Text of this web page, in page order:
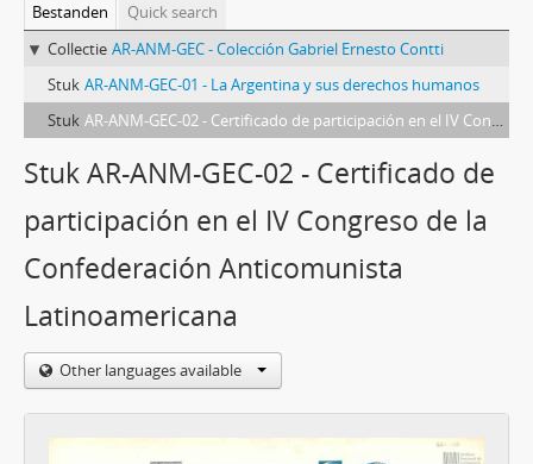
Bestanden
Quick search
Collectie AR-ANM-GEC - Colección Gabriel Ernesto Contti
Stuk AR-ANM-GEC-01 - La Argentina y sus derechos humanos
Stuk AR-ANM-GEC-02 - Certificado de participación en el IV Congreso de la Confederación Anticomunista Latinoamericana
Stuk AR-ANM-GEC-02 - Certificado de
participación en el IV Congreso de la
Confederación Anticomunista
Latinoamericana
Other languages available